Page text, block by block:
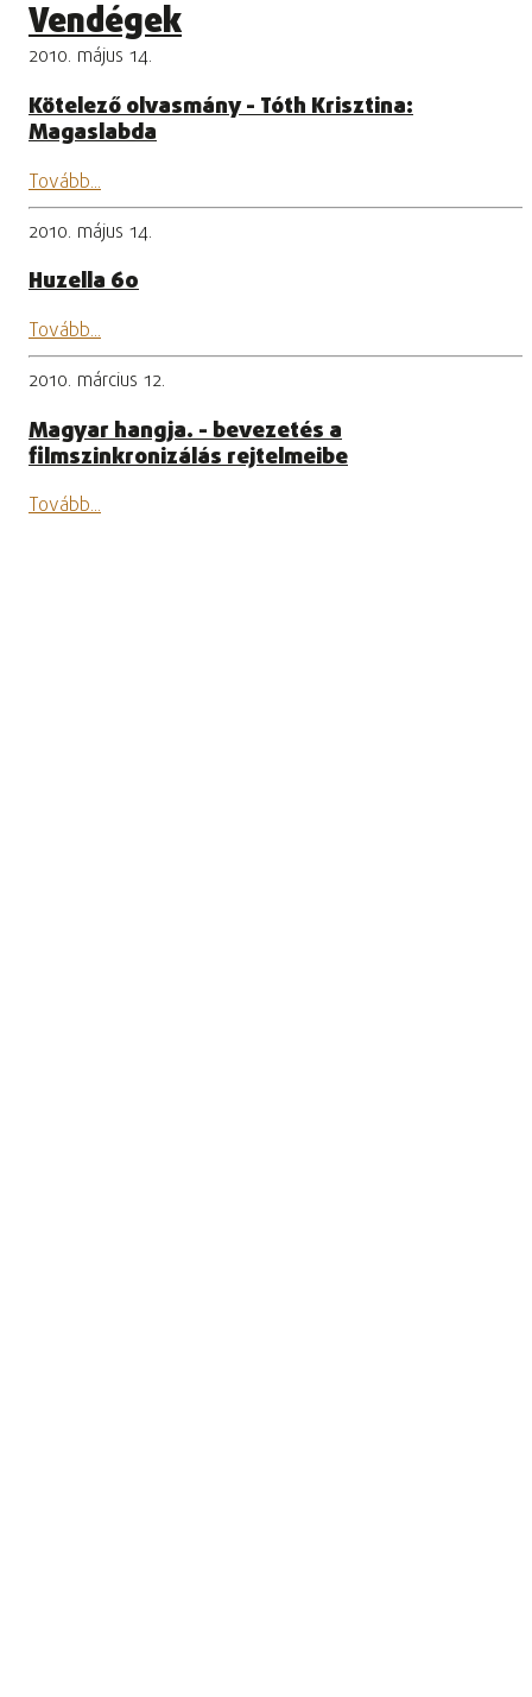
Vendégek
2010. május 14.
Kötelező olvasmány - Tóth Krisztina:
Magaslabda
Tovább...
2010. május 14.
Huzella 60
Tovább...
2010. március 12.
Magyar hangja. - bevezetés a
filmszinkronizálás rejtelmeibe
Tovább...